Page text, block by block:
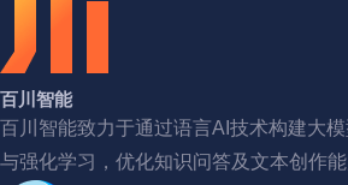
百川智能
百川智能致力于通过语言AI技术构建大
与强化学习，优化知识问答及文本创作能